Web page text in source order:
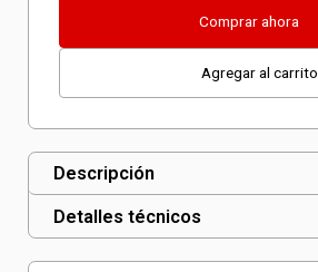
38
Comprar ahora
Agregar al carrito
Descripción
Detalles técnicos